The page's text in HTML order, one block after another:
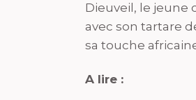
Dieuveil, le jeune
avec son tartare
sa touche
A lire :